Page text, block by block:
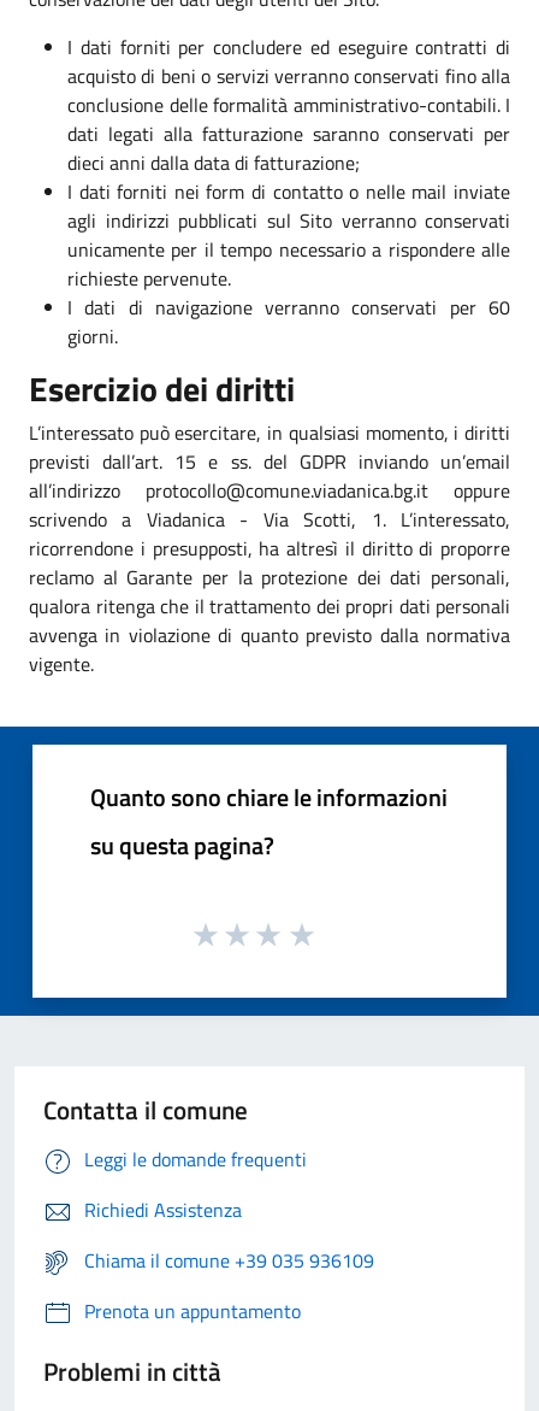
I dati forniti per concludere ed eseguire contratti di
acquisto di beni o servizi verranno conservati fino alla
conclusione delle formalità amministrativo-contabili. I
dati legati alla fatturazione saranno conservati per
dieci anni dalla data di fatturazione;
I dati forniti nei form di contatto o nelle mail inviate
agli indirizzi pubblicati sul Sito verranno conservati
unicamente per il tempo necessario a rispondere alle
richieste pervenute.
I dati di navigazione verranno conservati per 60
giorni.
Esercizio dei diritti
L’interessato può esercitare, in qualsiasi momento, i diritti
previsti dall’art. 15 e ss. del GDPR inviando un’email
all’indirizzo protocollo@comune.viadanica.bg.it oppure
scrivendo a Viadanica - Via Scotti, 1. L’interessato,
ricorrendone i presupposti, ha altresì il diritto di proporre
reclamo al Garante per la protezione dei dati personali,
qualora ritenga che il trattamento dei propri dati personali
avvenga in violazione di quanto previsto dalla normativa
vigente.
Quanto sono chiare le informazioni
su questa pagina?
Contatta il comune
Leggi le domande frequenti
Richiedi Assistenza
Chiama il comune +39 035 936109
Prenota un appuntamento
Problemi in città